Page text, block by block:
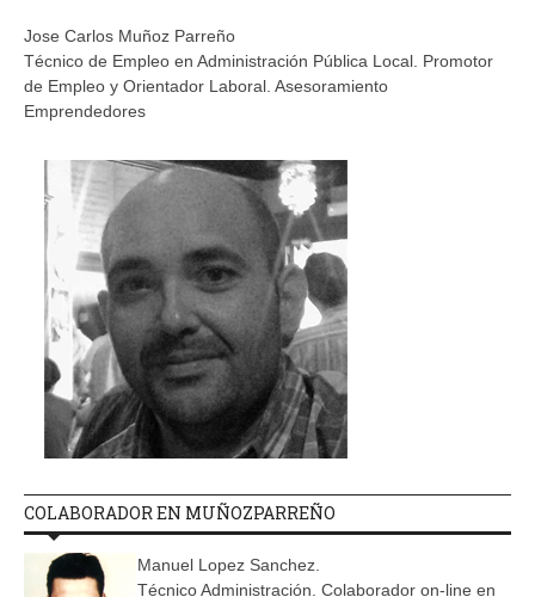
Jose Carlos Muñoz Parreño
Técnico de Empleo en Administración Pública Local. Promotor
de Empleo y Orientador Laboral. Asesoramiento
Emprendedores
COLABORADOR EN MUÑOZPARREÑO
Manuel Lopez Sanchez.
Técnico Administración. Colaborador on-line en